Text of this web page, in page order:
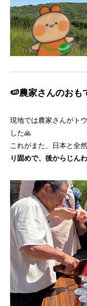
🍉農家さんのおも
現地では農家さんがト
した🙏
これがまた、日本と全
り固めで、後からじん